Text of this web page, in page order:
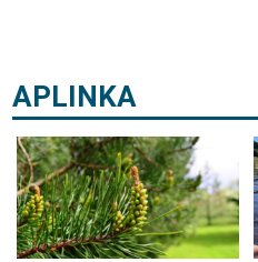
APLINKA